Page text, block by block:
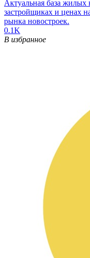
Актуальная база
застройщиках и ценах
рынка новостроек.
0.1K
В избранное